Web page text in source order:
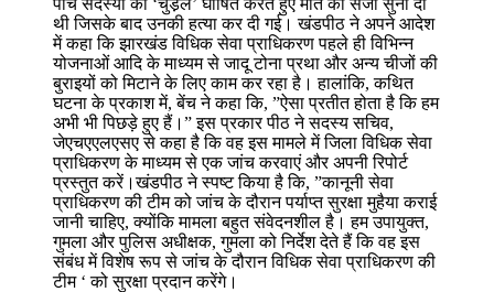
थी जिसके बाद उनकी हत्या कर दी गई। खंडपीठ ने अपने आदेश
में कहा कि झारखंड विधिक सेवा प्राधिकरण पहले ही विभिन्न
योजनाओं आदि के माध्यम से जादू टोना प्रथा और अन्य चीजों की
बुराइयों को मिटाने के लिए काम कर रहा है। हालांकि, कथित
घटना के प्रकाश में, बेंच ने कहा कि, ”ऐसा प्रतीत होता है कि हम
अभी भी पिछड़े हुए हैं।” इस प्रकार पीठ ने सदस्य सचिव,
जेएचएएलएसए से कहा है कि वह इस मामले में जिला विधिक सेवा
प्राधिकरण के माध्यम से एक जांच करवाएं और अपनी रिपोर्ट
प्रस्तुत करें।खंडपीठ ने स्पष्ट किया है कि, ”कानूनी सेवा
प्राधिकरण की टीम को जांच के दौरान पर्याप्त सुरक्षा मुहैया कराई
जानी चाहिए, क्योंकि मामला बहुत संवेदनशील है। हम उपायुक्त,
गुमला और पुलिस अधीक्षक, गुमला को निर्देश देते हैं कि वह इस
संबंध में विशेष रूप से जांच के दौरान विधिक सेवा प्राधिकरण की
टीम ‘ को सुरक्षा प्रदान करेंगे।